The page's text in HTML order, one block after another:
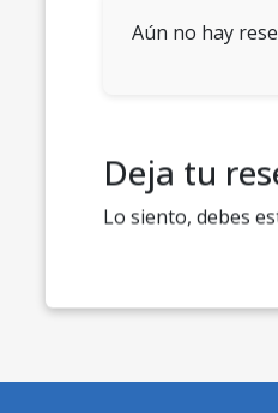
Aún no hay
Deja tu
Lo siento, debes